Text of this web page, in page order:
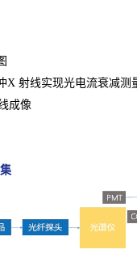
X 射线实现光电流衰减测
成像